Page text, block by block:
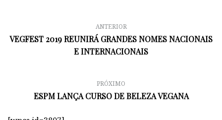
ANTERIOR
VEGFEST 2019 REUNIRÁ GRANDES NOMES NACIONAIS
E INTERNACIONAIS
PRÓXIMO
ESPM LANÇA CURSO DE BELEZA VEGANA